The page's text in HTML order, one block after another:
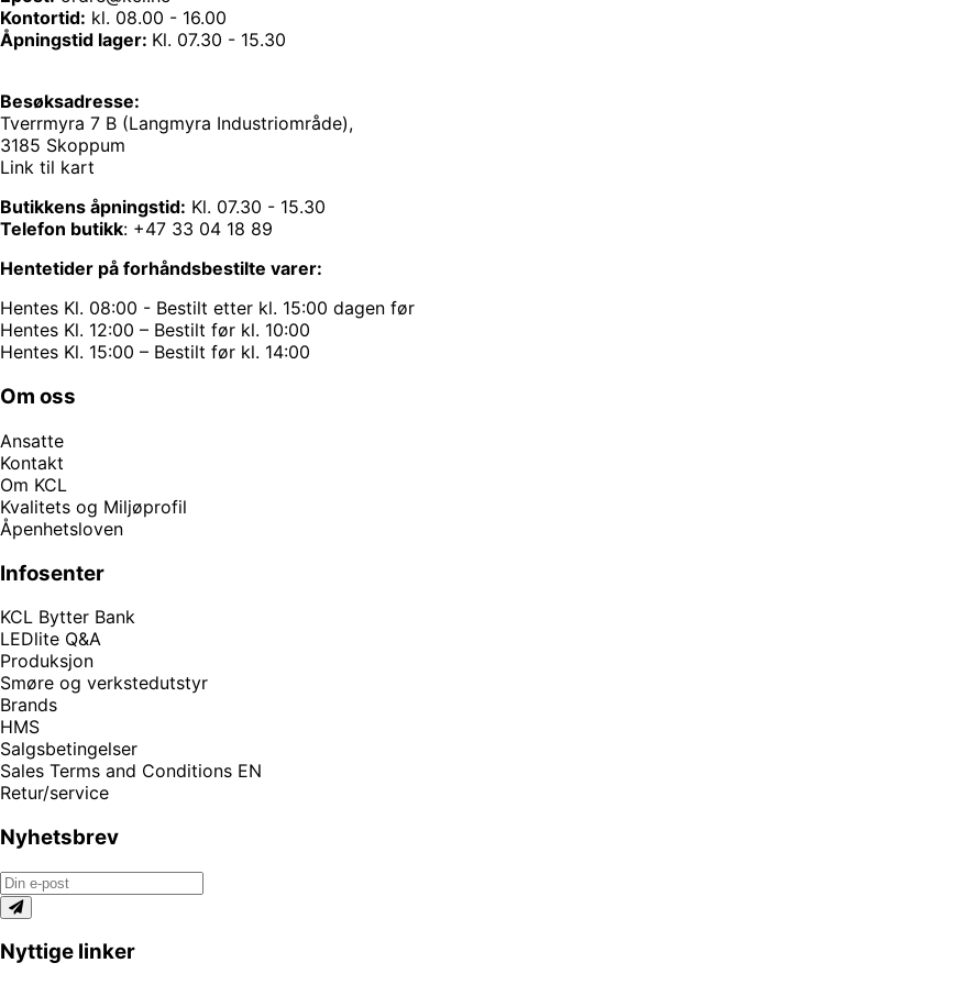
Kontortid: kl. 08.00 - 16.00
Åpningstid lager: Kl. 07.30 - 15.30
Besøksadresse:
Tverrmyra 7 B (Langmyra Industriområde),
3185 Skoppum
Link til kart
Butikkens åpningstid: Kl. 07.30 - 15.30
Telefon butikk: +47 33 04 18 89
Hentetider på forhåndsbestilte varer:
Hentes Kl. 08:00 - Bestilt etter kl. 15:00 dagen før
Hentes Kl. 12:00 – Bestilt før kl. 10:00
Hentes Kl. 15:00 – Bestilt før kl. 14:00
Om oss
Ansatte
Kontakt
Om KCL
Kvalitets og Miljøprofil
Åpenhetsloven
Infosenter
KCL Bytter Bank
LEDlite Q&A
Produksjon
Smøre og verkstedutstyr
Brands
HMS
Salgsbetingelser
Sales Terms and Conditions EN
Retur/service
Nyhetsbrev
Nyttige linker